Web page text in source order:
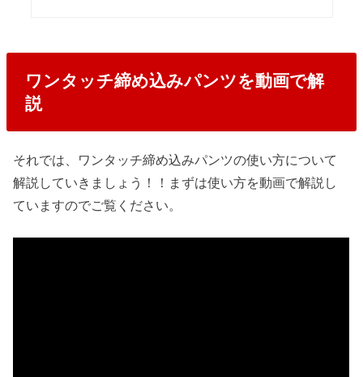
ワンタッチ締め込みパンツを動画で解
説
それでは、ワンタッチ締め込みパンツの使い方について
解説していきましょう！！まずは使い方を動画で解説し
ていますのでご覧ください。